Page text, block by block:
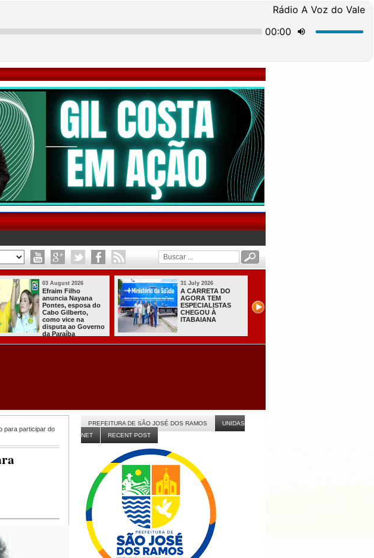
03 August 2026
Efraim Filho
anuncia Nayana
Pontes, esposa do
Cabo Gilberto,
como vice na
disputa ao Governo
da Paraíba
31 July 2026
A CARRETA DO
AGORA TEM
ESPECIALISTAS
CHEGOU À
ITABAIANA
para participar do
PREFEITURA DE SÃO JOSÉ DOS RAMOS
UNIDAS
NET
RECENT POST